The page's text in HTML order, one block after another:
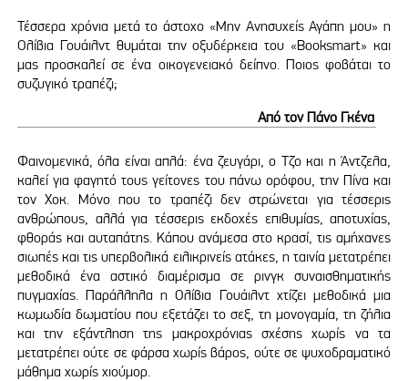
Τέσσερα χρόνια μετά το άστοχο «Μην Ανησυχείς Αγάπη μου» η
Ολίβια Γουάιλντ θυμάται την οξυδέρκεια του «Booksmart» και
μας προσκαλεί σε ένα οικογενειακό δείπνο. Ποιος φοβάται το
συζυγικό τραπέζι;
Από τον Πάνο Γκένα
Φαινομενικά, όλα είναι απλά: ένα ζευγάρι, ο Τζο και η Άντζελα,
καλεί για φαγητό τους γείτονες του πάνω ορόφου, την Πίνα και
τον Χοκ. Μόνο που το τραπέζι δεν στρώνεται για τέσσερις
ανθρώπους, αλλά για τέσσερις εκδοχές επιθυμίας, αποτυχίας,
φθοράς και αυταπάτης. Κάπου ανάμεσα στο κρασί, τις αμήχανες
σιωπές και τις υπερβολικά ειλικρινείς ατάκες, η ταινία μετατρέπει
μεθοδικά ένα αστικό διαμέρισμα σε ρινγκ συναισθηματικής
πυγμαχίας. Παράλληλα η Ολίβια Γουάιλντ χτίζει μεθοδικά μια
κωμωδία δωματίου που εξετάζει το σεξ, τη μονογαμία, τη ζήλια
και την εξάντληση της μακροχρόνιας σχέσης χωρίς να τα
μετατρέπει ούτε σε φάρσα χωρίς βάρος, ούτε σε ψυχοδραματικό
μάθημα χωρίς χιούμορ.